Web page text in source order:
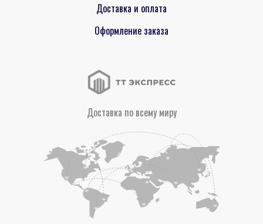
Доставка и оплата
Оформление заказа
Доставка по всему миру